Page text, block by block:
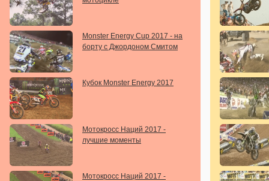
Monster Energy Cup 2017 - на
борту с Джордоном Смитом
Кубок Monster Energy 2017
Мотокросс Наций 2017 -
лучшие моменты
Мотокросс Наций 2017 -